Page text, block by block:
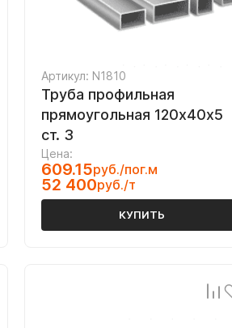
Артикул: N1810
Труба профильная
прямоугольная 120х40х5
ст. 3
Цена:
609.15руб./пог.м
52 400руб./т
КУПИТЬ